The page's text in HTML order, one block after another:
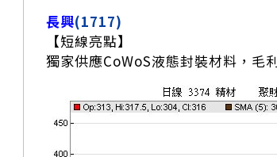
長興(1717)
【短線亮點】
獨家供應CoWoS液態封裝材料，毛